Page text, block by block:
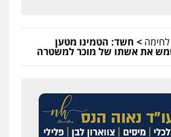
> חשד: הטמינו מטען
את אשתו של מוכר למשטרה